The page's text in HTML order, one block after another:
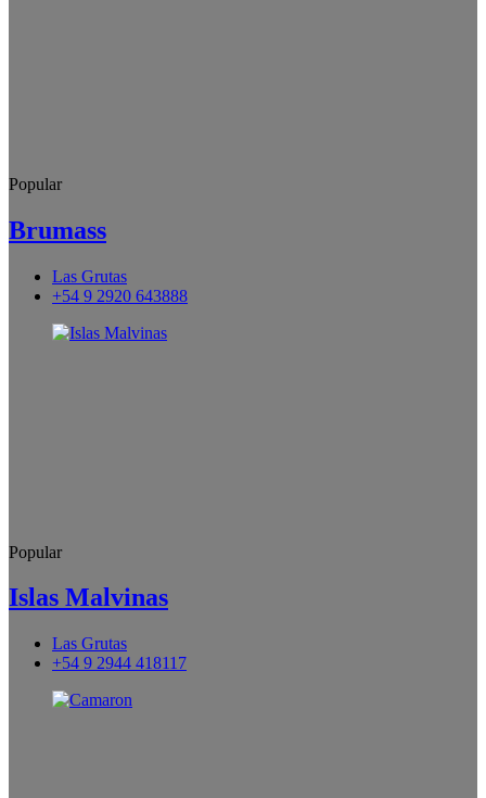
Popular
Brumass
Las Grutas
+54 9 2920 643888
Popular
Islas Malvinas
Las Grutas
+54 9 2944 418117